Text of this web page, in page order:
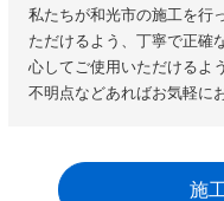
私たちが和光市の施工を行
ただけるよう、丁寧で正確
心してご使用いただけるよ
不明点などあればお気軽に
施